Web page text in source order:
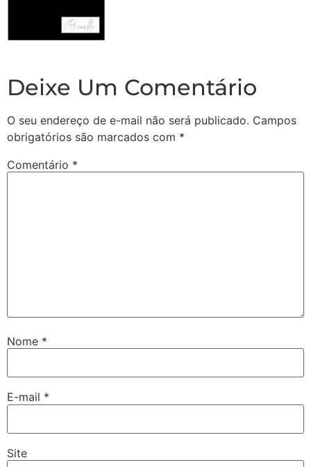
Deixe Um Comentário
O seu endereço de e-mail não será publicado. Campos
obrigatórios são marcados com *
Comentário *
Nome *
E-mail *
Site